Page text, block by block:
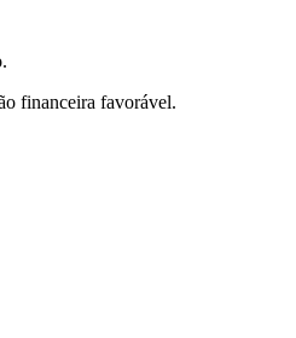
financeira favorável.